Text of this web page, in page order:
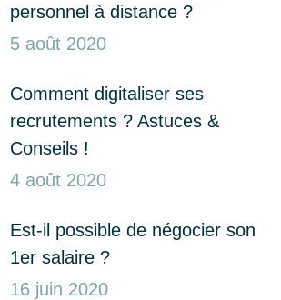
personnel à distance ?
5 août 2020
Comment digitaliser ses
recrutements ? Astuces &
Conseils !
4 août 2020
Est-il possible de négocier son
1er salaire ?
16 juin 2020